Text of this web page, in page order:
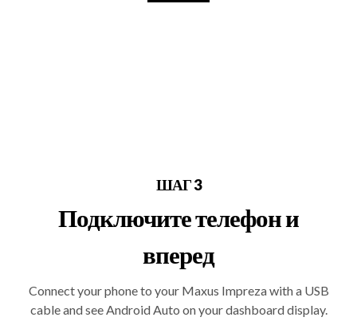
ШАГ 3
Подключите телефон и
вперед
Connect your phone to your Maxus Impreza with a USB
cable and see Android Auto on your dashboard display.